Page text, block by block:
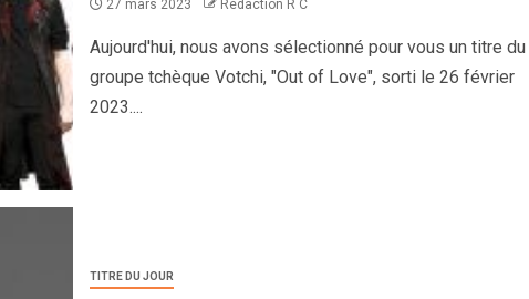
27 mars 2023 Rédaction R C
Aujourd'hui, nous avons sélectionné pour vous un titre du
groupe tchèque Votchi, "Out of Love", sorti le 26 février
2023....
TITRE DU JOUR